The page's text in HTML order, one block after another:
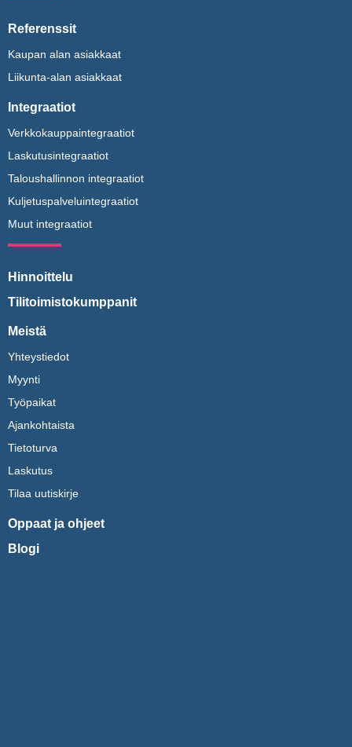
Referenssit
Kaupan alan asiakkaat
Liikunta-alan asiakkaat
Integraatiot
Verkkokauppaintegraatiot
Laskutusintegraatiot
Taloushallinnon integraatiot
Kuljetuspalveluintegraatiot
Muut integraatiot
Hinnoittelu
Tilitoimistokumppanit
Meistä
Yhteystiedot
Myynti
Työpaikat
Ajankohtaista
Tietoturva
Laskutus
Tilaa uutiskirje
Oppaat ja ohjeet
Blogi